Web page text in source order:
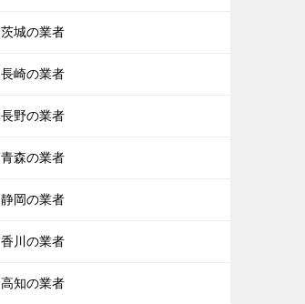
茨城の業者
長崎の業者
長野の業者
青森の業者
静岡の業者
香川の業者
高知の業者